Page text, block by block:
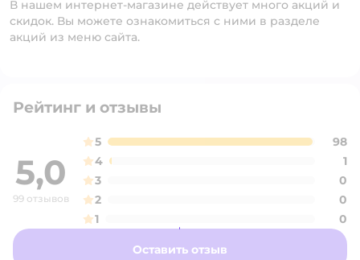
В нашем интернет-магазине действует много акций и
скидок. Вы можете ознакомиться с ними в разделе
акций из меню сайта.
Рейтинг и отзывы
5,0
99 отзывов
5
98
4
1
3
0
2
0
1
0
Оставить отзыв